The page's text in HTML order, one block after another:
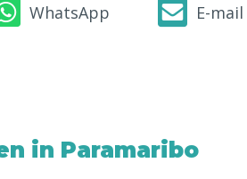
WhatsApp E-mail
in Paramaribo